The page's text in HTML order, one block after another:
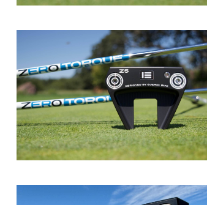
Our Mission 私たちの使命
ABOUT US MyGolfSpyJapanとは？